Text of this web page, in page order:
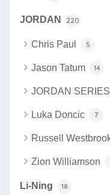
JORDAN 220
Chris Paul 5
Jason Tatum 14
JORDAN SERIES
Luka Doncic 7
Russell
Zion Williamson
Li-Ning 18